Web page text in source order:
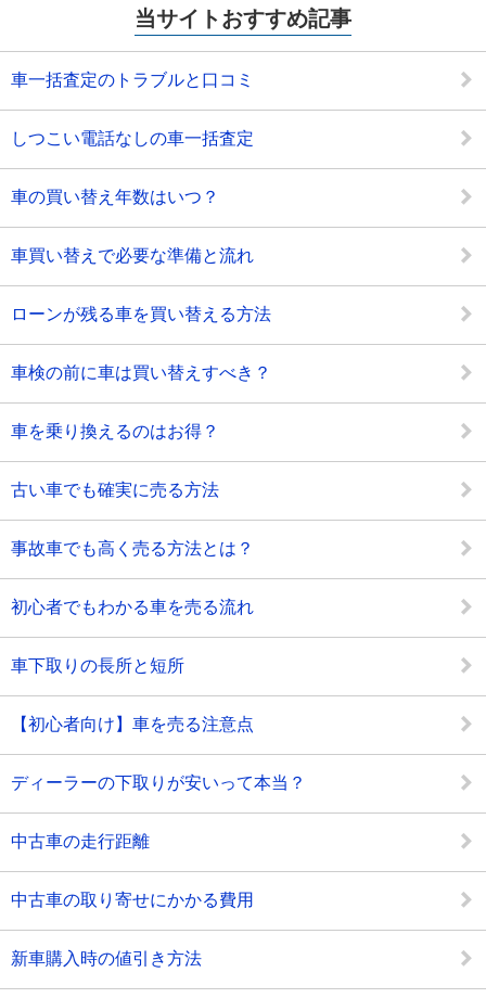
当サイトおすすめ記事
車一括査定のトラブルと口コミ
しつこい電話なしの車一括査定
車の買い替え年数はいつ？
車買い替えで必要な準備と流れ
ローンが残る車を買い替える方法
車検の前に車は買い替えすべき？
車を乗り換えるのはお得？
古い車でも確実に売る方法
事故車でも高く売る方法とは？
初心者でもわかる車を売る流れ
車下取りの長所と短所
【初心者向け】車を売る注意点
ディーラーの下取りが安いって本当？
中古車の走行距離
中古車の取り寄せにかかる費用
新車購入時の値引き方法